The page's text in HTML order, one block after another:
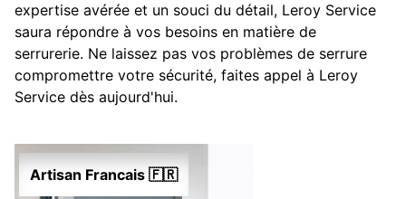
expertise avérée et un souci du détail, Leroy Service
saura répondre à vos besoins en matière de
serrurerie. Ne laissez pas vos problèmes de serrure
compromettre votre sécurité, faites appel à Leroy
Service dès aujourd'hui.
Artisan Francais 🇫🇷